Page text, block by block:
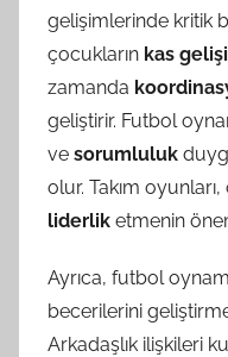
gelişimlerinde kritik
çocukların kas
zamanda
geliştirir. Futbol
ve sorumluluk
olur. Takım
liderlik etmenin
Ayrıca, futbol
becerilerini
Arkadaşlık ilişkileri